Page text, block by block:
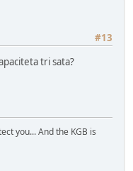
#13
tri sata?
you... And the KGB is